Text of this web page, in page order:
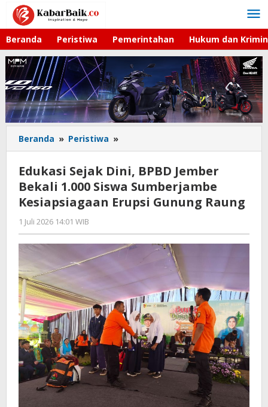
Lewati
konten
Beranda Peristiwa Pemerintahan Hukum dan
Beranda » Peristiwa »
Sejak
Dini,
BPBD
Jember
Bekali
Kesiapsiagaan
Gunung
Raung
Edukasi Sejak Dini, BPBD Jember
Bekali 1.000 Siswa Sumberjambe
Kesiapsiagaan Erupsi Gunung Raung
1 Juli 2026 14:01 WIB
Faisal